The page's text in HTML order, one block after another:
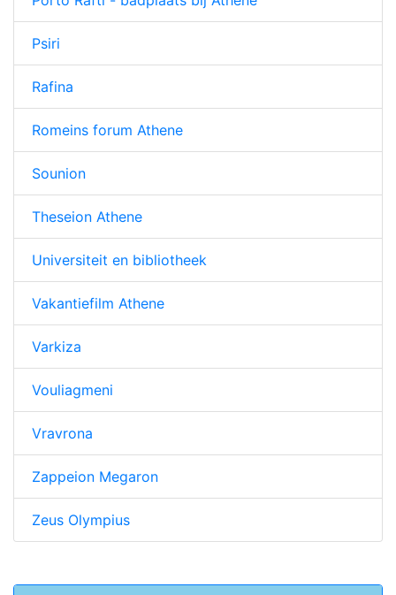
Psiri
Rafina
Romeins forum Athene
Sounion
Theseion Athene
Universiteit en bibliotheek
Vakantiefilm Athene
Varkiza
Vouliagmeni
Vravrona
Zappeion Megaron
Zeus Olympius